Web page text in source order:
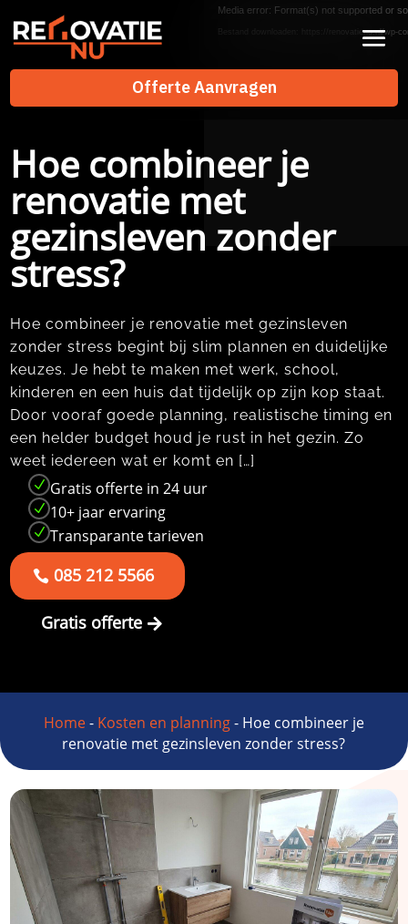
Offerte Aanvragen
Offerte Aanvragen
Media error: Format(s) not supported or
Bestand downloaden: https://renovatienu.nl/wp-
Hoe combineer je
renovatie met
gezinsleven zonder
stress?
Hoe combineer je renovatie met gezinsleven
zonder stress begint bij slim plannen en duidelijke
keuzes.​ Je hebt te maken met werk, school,
kinderen en een huis dat tijdelijk op zijn kop staat.​
Door vooraf goede planning, realistische timing en
een helder budget houd je rust in het gezin.​ Zo
weet iedereen wat er komt en […]
N Gratis offerte in 24 uur
N 10+ jaar ervaring
N Transparante tarieven
085 212 5566
Gratis offerte
Home- Kosten en planning- Hoe combineer je
renovatie met gezinsleven zonder stress?